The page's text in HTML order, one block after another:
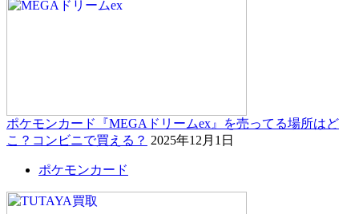
ポケモンカード『MEGAドリームex』を売ってる場所はど
こ？コンビニで買える？ 2025年12月1日
ポケモンカード